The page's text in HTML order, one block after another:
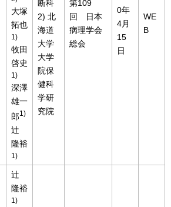
大塚
拓也
1)
牧田
啓史
1)
深澤
雄一
郎1)
辻
隆裕
1)
断科
2) 北
海道
大学
大学
院保
健科
学研
究院
第109
回 日本
病理学会
総会
0年
4月
15
日
WE
B
辻
隆裕
1)